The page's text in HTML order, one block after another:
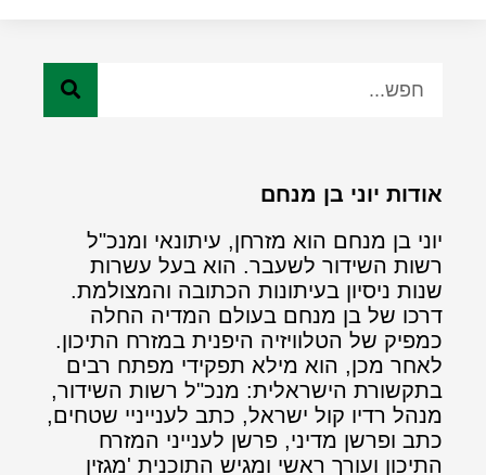
אודות יוני בן מנחם
יוני בן מנחם הוא מזרחן, עיתונאי ומנכ"ל
רשות השידור לשעבר. הוא בעל עשרות
שנות ניסיון בעיתונות הכתובה והמצולמת.
דרכו של בן מנחם בעולם המדיה החלה
כמפיק של הטלוויזיה היפנית במזרח התיכון.
לאחר מכן, הוא מילא תפקידי מפתח רבים
בתקשורת הישראלית: מנכ"ל רשות השידור,
מנהל רדיו קול ישראל, כתב לענייניי שטחים,
כתב ופרשן מדיני, פרשן לענייני המזרח
התיכון ועורך ראשי ומגיש התוכנית 'מגזין